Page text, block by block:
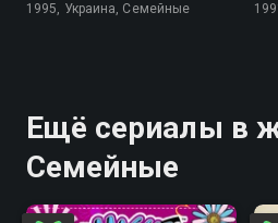
1995, Украина, Семейные
Ещё сериалы в
Семейные